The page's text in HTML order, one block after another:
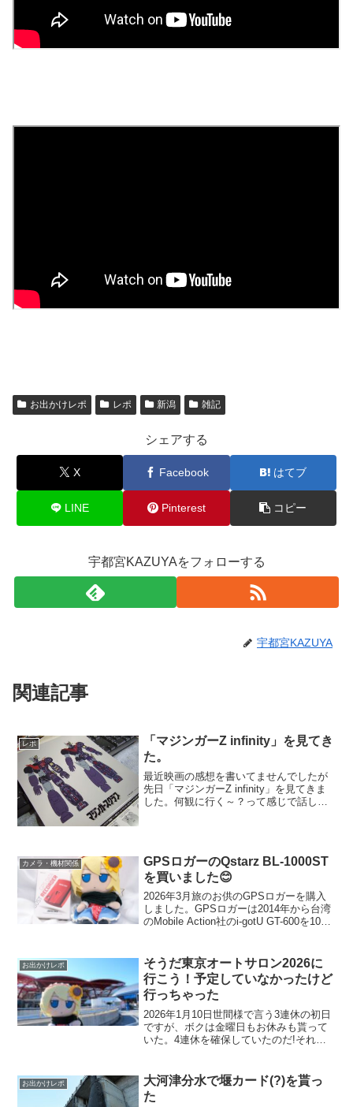
お出かけレポ レポ 新潟 雑記
シェアする
X Facebook はてブ
LINE Pinterest コピー
宇都宮KAZUYAをフォローする
宇都宮KAZUYA
関連記事
レポ
「マジンガーZ infinity」を見てき
た。
最近映画の感想を書いてませんでしたが
先日「マジンガーZ infinity」を見てきま
した。何観に行く～？って感じで話しし
カメラ・機材関係
GPSロガーのQstarz BL-1000ST
を買いました😊
2026年3月旅のお供のGPSロガーを購入
しました。GPSロガーは2014年から台湾
のMobile Action社のi-gotU GT-600を10年
が読...
お出かけレポ
そうだ東京オートサロン2026に
行こう！予定していなかったけど
行っちゃった
2026年1月10日世間様で言う3連休の初日
ですが、ボクは金曜日もお休みも貰って
いた。4連休を確保していたのだ!それだ
スが流れていた。こうなると金曜～月曜
で出かけると帰...
お出かけレポ
大河津分水で堰カード(?)を貰っ
た